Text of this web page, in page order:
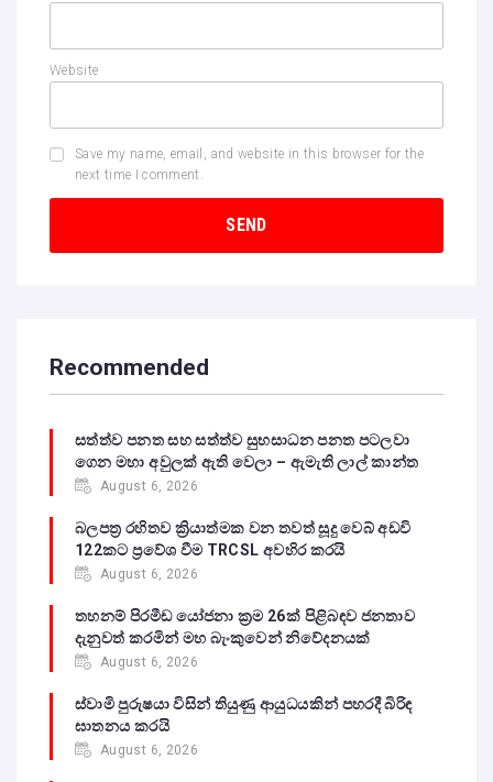
Website
Save my name, email, and website in this browser for the
next time I comment.
Recommended
සත්ත්ව පනත සහ සත්ත්ව සුභසාධන පනත පටලවා
ගෙන මහා අවුලක් ඇති වෙලා – ඇමැති ලාල් කාන්ත
August 6, 2026
බලපත්‍ර රහිතව ක්‍රියාත්මක වන තවත් සූදු වෙබ් අඩවි
122කට ප්‍රවේශ වීම TRCSL අවහිර කරයි
August 6, 2026
තහනම් පිරමීඩ යෝජනා ක්‍රම 26ක් පිළිබඳව ජනතාව
දැනුවත් කරමින් මහ බැංකුවෙන් නිවේදනයක්
August 6, 2026
ස්වාමි පුරුෂයා විසින් තියුණු ආයුධයකින් පහරදී බිරිඳ
ඝාතනය කරයි
August 6, 2026